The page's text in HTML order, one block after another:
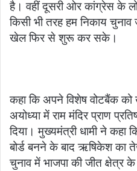
है। वहीं दूसरी ओर कांग्रेस के
किसी भी तरह हम निकाय चुनाव
खेल फिर से शुरू कर सके।
कहा कि अपने विशेष वोटबैंक
अयोध्या में राम मंदिर प्राण
दिया। मुख्यमंत्री धामी ने कहा
बोर्ड बनने के बाद ऋषिकेश का
चुनाव में भाजपा की जीत क्षेत्र